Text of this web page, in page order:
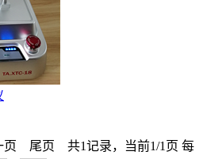
页 尾页 共1记录，当前1/1页 每